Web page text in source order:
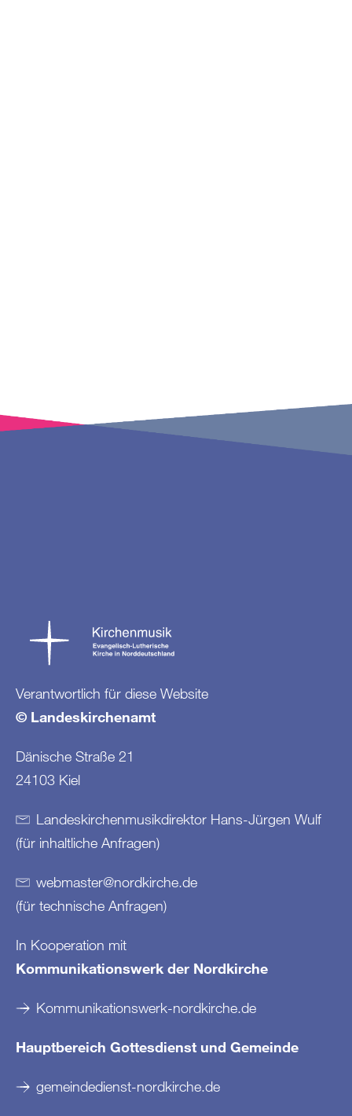
Verantwortlich für diese Website
© Landeskirchenamt
Dänische Straße 21
24103 Kiel
Landeskirchenmusikdirektor Hans-Jürgen Wulf
(für inhaltliche Anfragen)
webmaster@nordkirche.de
(für technische Anfragen)
In Kooperation mit
Kommunikationswerk der Nordkirche
Kommunikationswerk-nordkirche.de
Hauptbereich Gottesdienst und Gemeinde
gemeindedienst-nordkirche.de